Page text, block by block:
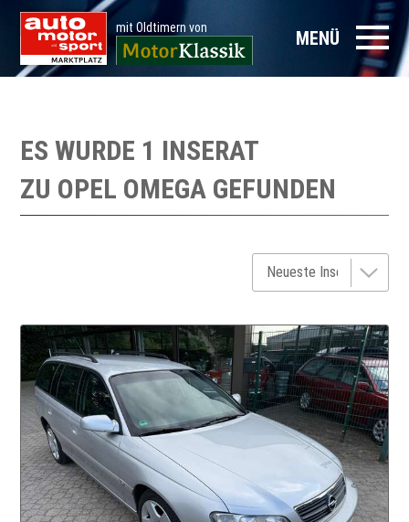
mit Oldtimern von MENÜ
ES WURDE 1 INSERAT
ZU OPEL OMEGA GEFUNDEN